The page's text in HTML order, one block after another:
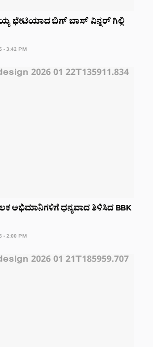
ಭೇಟಿಯಾದ ಬಿಗ್ ಬಾಸ್ ವಿನ್ನರ್ ಗಿಲ್ಲಿ
- 3:42 PM
ಧನ್ಯವಾದ ತಿಳಿಸಿದ BBK
- 2:00 PM